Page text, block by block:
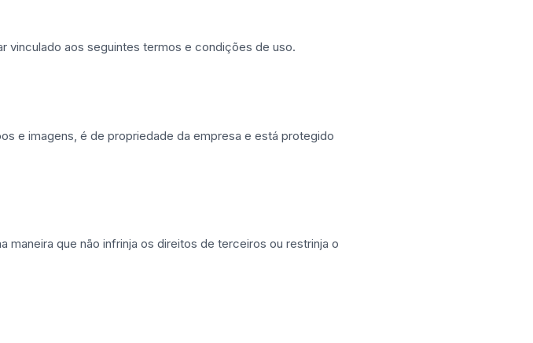
vinculado aos seguintes termos e condições de uso.
e imagens, é de propriedade da empresa e está protegido
que não infrinja os direitos de terceiros ou restrinja o